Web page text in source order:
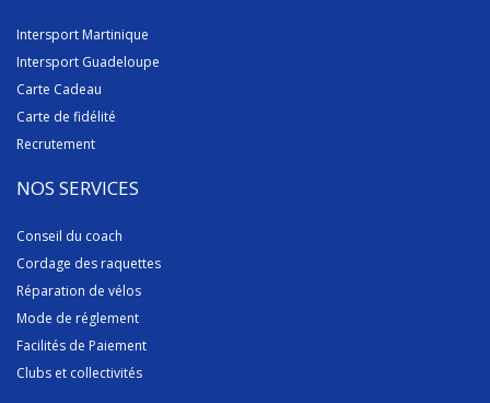
Intersport Martinique
Intersport Guadeloupe
Carte Cadeau
Carte de fidélité
Recrutement
NOS SERVICES
Conseil du coach
Cordage des raquettes
Réparation de vélos
Mode de réglement
Facilités de Paiement
Clubs et collectivités